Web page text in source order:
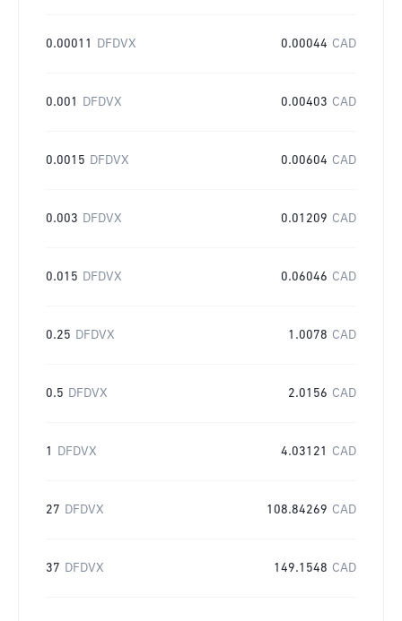
0.00011 DFDVX 0.00044 CAD
0.001 DFDVX 0.00403 CAD
0.0015 DFDVX 0.00604 CAD
0.003 DFDVX 0.01209 CAD
0.015 DFDVX 0.06046 CAD
0.25 DFDVX 1.0078 CAD
0.5 DFDVX 2.0156 CAD
1 DFDVX 4.03121 CAD
27 DFDVX 108.84269 CAD
37 DFDVX 149.1548 CAD